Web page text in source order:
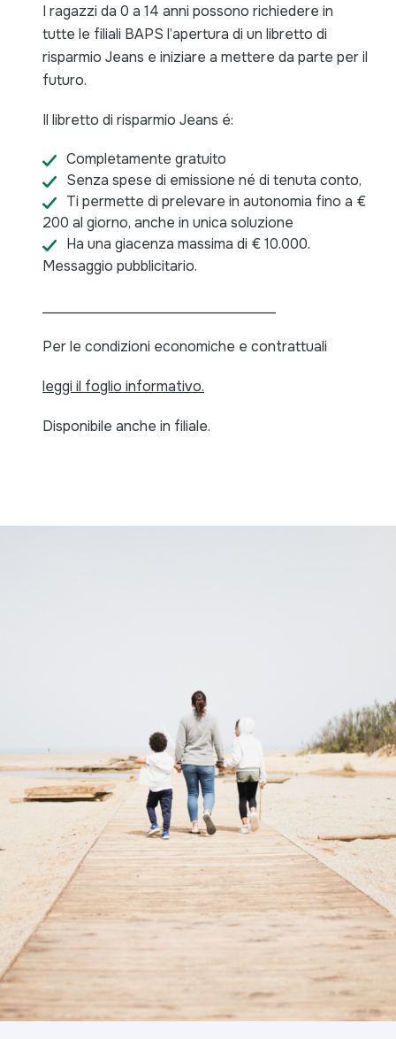
I ragazzi da 0 a 14 anni possono richiedere in
tutte le filiali BAPS l’apertura di un libretto di
risparmio Jeans e iniziare a mettere da parte per il
futuro.
Il libretto di risparmio Jeans é:
Completamente gratuito
Senza spese di emissione né di tenuta conto,
Ti permette di prelevare in autonomia fino a €
200 al giorno, anche in unica soluzione
Ha una giacenza massima di € 10.000.
Messaggio pubblicitario.
Per le condizioni economiche e contrattuali
leggi il foglio informativo.
Disponibile anche in filiale.